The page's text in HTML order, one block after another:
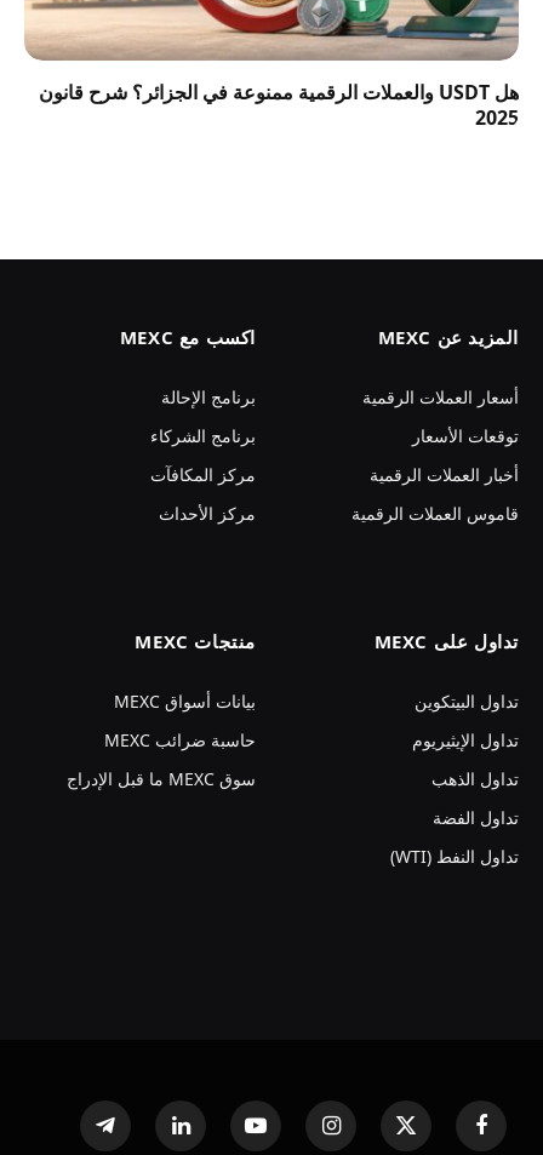
هل USDT والعملات الرقمية ممنوعة في الجزائر؟ شرح قانون
2025
المزيد عن MEXC
أسعار العملات الرقمية
توقعات الأسعار
أخبار العملات الرقمية
قاموس العملات الرقمية
اكسب مع MEXC
برنامج الإحالة
برنامج الشركاء
مركز المكافآت
مركز الأحداث
تداول على MEXC
تداول البيتكوين
تداول الإيثيريوم
تداول الذهب
تداول الفضة
تداول النفط (WTI)
منتجات MEXC
بيانات أسواق MEXC
حاسبة ضرائب MEXC
سوق MEXC ما قبل الإدراج
فيسبوك
X
الانستغرام يوتيوب لينكدإن تيلقرام